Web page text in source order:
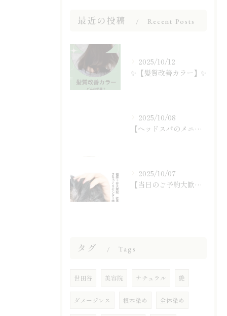
最近の投稿 Recent Posts
2025/10/12
✨【髪質改善カラー】✨
2025/10/08
【ヘッドスパのメニュー紹介】
2025/10/07
【当日のご予約大歓迎です☆】
タグ Tags
世田谷 美容院 ナチュラル 艶
ダメージレス 根本染め 全体染め